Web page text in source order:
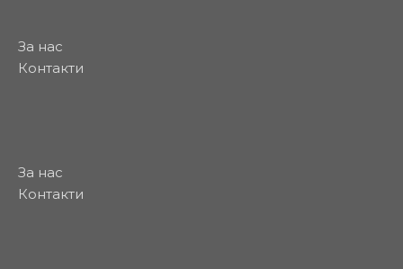
За нас
Контакти
За нас
Контакти